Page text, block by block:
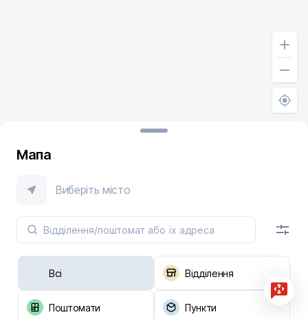
Мапа
Виберіть місто
Всі Відділення
Поштомати Пункти